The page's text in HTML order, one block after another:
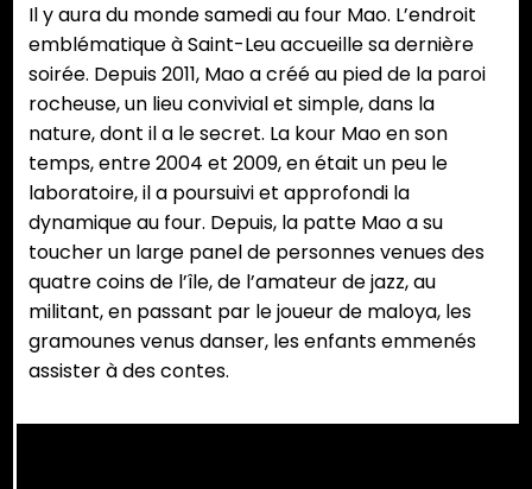
Il y aura du monde samedi au four Mao. L’endroit
emblématique à Saint-Leu accueille sa dernière
soirée. Depuis 2011, Mao a créé au pied de la paroi
rocheuse, un lieu convivial et simple, dans la
nature, dont il a le secret. La kour Mao en son
temps, entre 2004 et 2009, en était un peu le
laboratoire, il a poursuivi et approfondi la
dynamique au four. Depuis, la patte Mao a su
toucher un large panel de personnes venues des
quatre coins de l’île, de l’amateur de jazz, au
militant, en passant par le joueur de maloya, les
gramounes venus danser, les enfants emmenés
assister à des contes.